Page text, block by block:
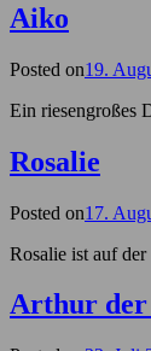
Aiko
Posted on19.
Ein riesengroßes
Rosalie
Posted on17.
Rosalie ist auf
Arthur der